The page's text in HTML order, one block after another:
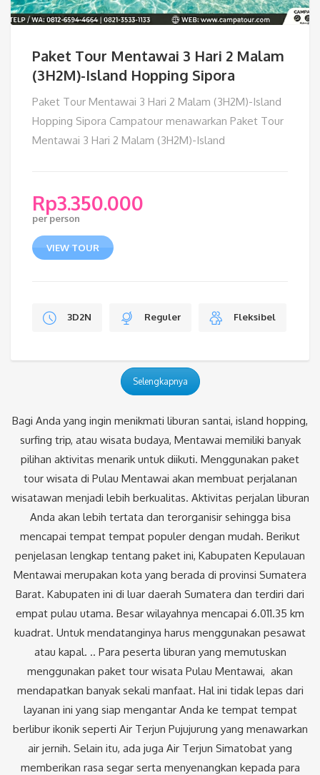
Paket Tour Mentawai 3 Hari 2 Malam
(3H2M)-Island Hopping Sipora
Paket Tour Mentawai 3 Hari 2 Malam (3H2M)-Island
Hopping Sipora Campatour menawarkan Paket Tour
Mentawai 3 Hari 2 Malam (3H2M)-Island
Rp3.350.000
per person
VIEW TOUR
3D2N Reguler Fleksibel
Selengkapnya
Bagi Anda yang ingin menikmati liburan santai, island hopping,
surfing trip, atau wisata budaya, Mentawai memiliki banyak
pilihan aktivitas menarik untuk diikuti. Menggunakan paket
tour wisata di Pulau Mentawai akan membuat perjalanan
wisatawan menjadi lebih berkualitas. Aktivitas perjalan liburan
Anda akan lebih tertata dan terorganisir sehingga bisa
mencapai tempat tempat populer dengan mudah. Berikut
penjelasan lengkap tentang paket ini, Kabupaten Kepulauan
Mentawai merupakan kota yang berada di provinsi Sumatera
Barat. Kabupaten ini di luar daerah Sumatera dan terdiri dari
empat pulau utama. Besar wilayahnya mencapai 6.011.35 km
kuadrat. Untuk mendatanginya harus menggunakan pesawat
atau kapal. .. Para peserta liburan yang memutuskan
menggunakan paket tour wisata Pulau Mentawai, akan
mendapatkan banyak sekali manfaat. Hal ini tidak lepas dari
layanan ini yang siap mengantar Anda ke tempat tempat
berlibur ikonik seperti Air Terjun Pujujurung yang menawarkan
air jernih. Selain itu, ada juga Air Terjun Simatobat yang
memberikan rasa segar serta menyenangkan kepada para